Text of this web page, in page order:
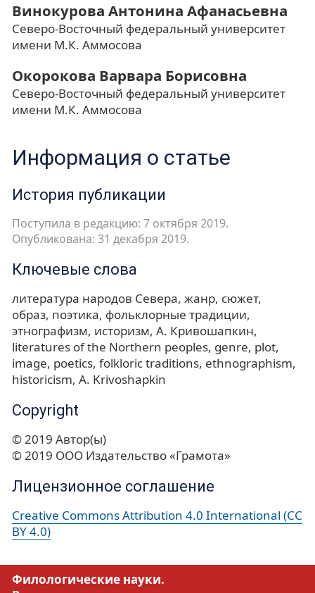
Винокурова Антонина Афанасьевна
Северо-Восточный федеральный университет
имени М.К. Аммосова
Окорокова Варвара Борисовна
Северо-Восточный федеральный университет
имени М.К. Аммосова
Информация о статье
История публикации
Поступила в редакцию: 7 октября 2019.
Опубликована: 31 декабря 2019.
Ключевые слова
литература народов Севера жанр сюжет
образ поэтика фольклорные традиции
этнографизм историзм А. Кривошапкин
literatures of the Northern peoples genre plot
image poetics folkloric traditions ethnographism
historicism A. Krivoshapkin
Copyright
© 2019 Автор(ы)
© 2019 ООО Издательство «Грамота»
Лицензионное соглашение
Creative Commons Attribution 4.0 International (CC
BY 4.0)
Филологические науки.